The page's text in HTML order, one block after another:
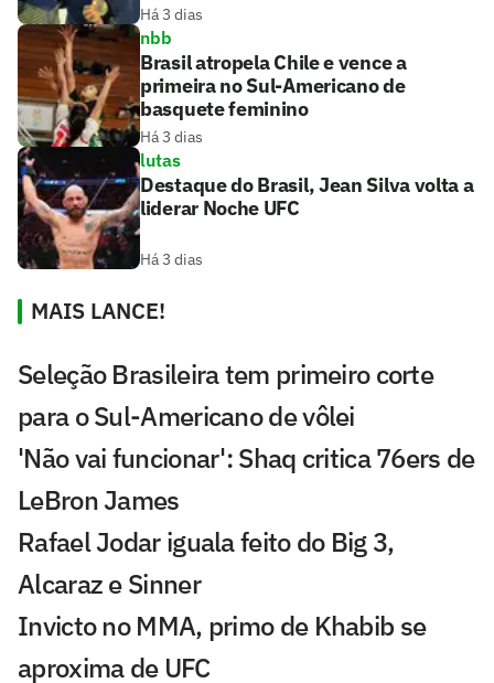
Há 3 dias
nbb
Brasil atropela Chile e vence a
primeira no Sul-Americano de
basquete feminino
Há 3 dias
lutas
Destaque do Brasil, Jean Silva volta a
liderar Noche UFC
Há 3 dias
MAIS LANCE!
Seleção Brasileira tem primeiro corte
para o Sul-Americano de vôlei
'Não vai funcionar': Shaq critica 76ers de
LeBron James
Rafael Jodar iguala feito do Big 3,
Alcaraz e Sinner
Invicto no MMA, primo de Khabib se
aproxima de UFC